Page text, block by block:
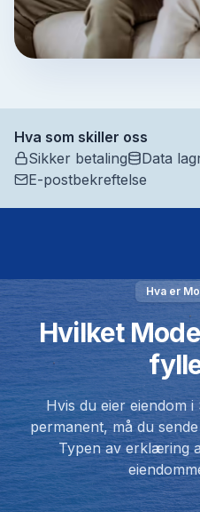
Hva som skiller oss
Sikker betaling
Data
E-postbekreftelse
Hva er
Hvilket
Hvis du eier eiendom
permanent, må du
Typen av erklæring